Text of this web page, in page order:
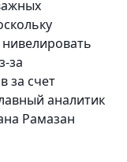
за
за счет
аналитик
Рамазан